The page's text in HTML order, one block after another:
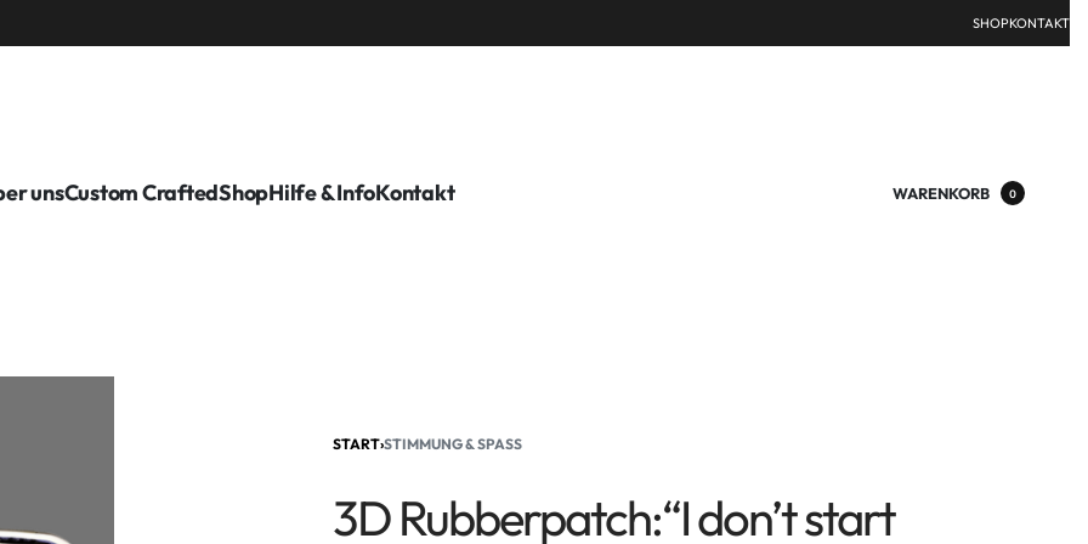
SHOPKONTAKT
unsCustom CraftedShopHilfe & InfoKontakt WARENKORB 0
START›STIMMUNG & SPASS
3D Rubberpatch:“I don’t start